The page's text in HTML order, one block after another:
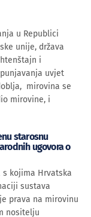
u Republici
unije, država
i
uvjet
mirovina se
mirovine, i
starosnu
ugovora o
kojima Hrvatska
sustava
prava na mirovinu
nositelju